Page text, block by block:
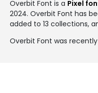
Overbit Font is a Pixel
2024. Overbit Font has
added to 13 collections,
Overbit Font was